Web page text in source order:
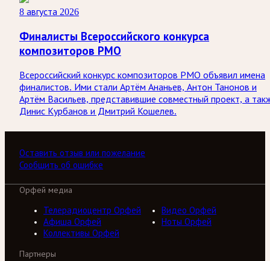
8 августа 2026
Финалисты Всероссийского конкурса
композиторов РМО
Всероссийский конкурс композиторов РМО объявил имена
финалистов. Ими стали Артём Ананьев, Антон Танонов и
Артём Васильев, представившие совместный проект, а
Динис Курбанов и Дмитрий Кошелев.
Оставить отзыв или пожелание
Сообщить об ошибке
Орфей медиа
Телерадиоцентр Орфей
Видео Орфей
Афиша Орфей
Ноты Орфей
Коллективы Орфей
Партнеры